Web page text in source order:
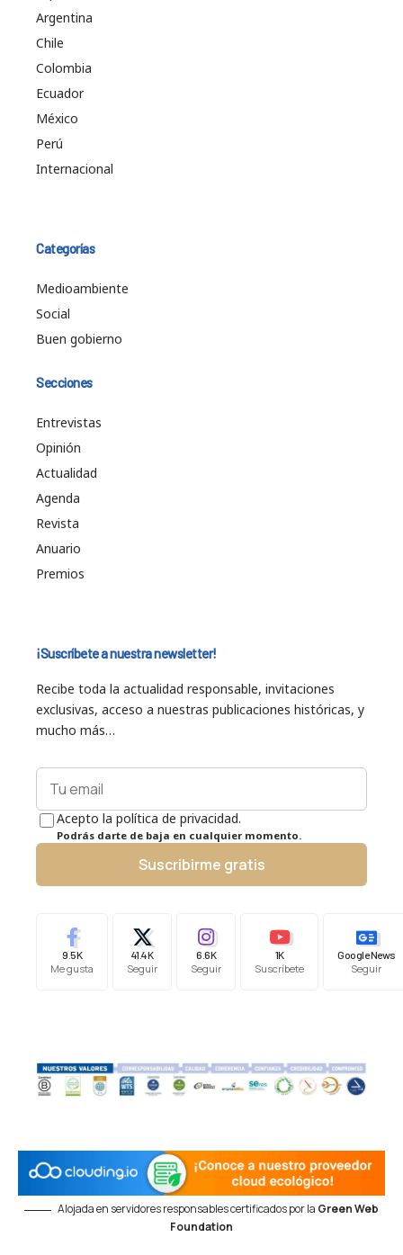
Argentina
Chile
Colombia
Ecuador
México
Perú
Internacional
Categorías
Medioambiente
Social
Buen gobierno
Secciones
Entrevistas
Opinión
Actualidad
Agenda
Revista
Anuario
Premios
¡Suscríbete a nuestra newsletter!
Recibe toda la actualidad responsable, invitaciones
exclusivas, acceso a nuestras publicaciones históricas, y
mucho más…
Acepto la política de privacidad.
Podrás darte de baja en cualquier momento.
Suscribirme gratis
9.5K
Me gusta
41.4K
Seguir
6.6K
Seguir
1K
Suscríbete
Google News
Seguir
Alojada en servidores responsables certificados por la Green Web
Foundation